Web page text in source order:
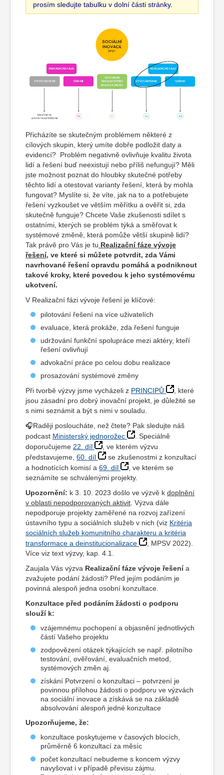
prosím sledujte tabulku v dolní části stránky.
Přicházíte se skutečným problémem některé z
cílových skupin, který umíte dobře podložit daty a
evidencí? Problém negativně ovlivňuje kvalitu života
lidí a řešení buď neexistují nebo příliš nefungují? Měli
jste možnost poznat do hloubky skutečné potřeby
těchto lidí a otestovat varianty řešení, která by mohla
fungovat? Myslíte si, že víte, jak na to a potřebujete
řešení vyzkoušet ve větším měřítku a ověřit si, zda
skutečně funguje? Chcete Vaše zkušenosti sdílet s
ostatními, kterých se problém týká a směřovat k
systémové změně, která pomůže větší skupině lidí?
Tak právě pro Vás je tu Realizační fáze vývoje
řešení, ve které si můžete potvrdit, zda Vámi
navrhované řešení opravdu pomáhá a podniknout
takové kroky, které povedou k jeho systémovému
ukotvení.
V Realizační fázi vývoje řešení je klíčové:
pilotování řešení na více uživatelích
evaluace, která prokáže, zda řešení funguje
udržování funkční spolupráce mezi aktéry, kteří
řešení ovlivňují
advokační práce po celou dobu realizace
prosazování systémové změny
Při tvorbě výzvy jsme vycházeli z PRINCIPŮ
, které
jsou zásadní pro dobrý inovační projekt, je důležité se
s nimi seznámit a být s nimi v souladu.
🎧Raději posloucháte, než čtete? Pak sledujte náš
podcast Ministerský jednorožec
. Speciálně
doporučujeme 22. díl
, ve kterém výzvu
představujeme, 60. díl
se zkušenostmi z konzultací
a hodnotících komisí a 69. díl
, ve kterém se
seznámíte se schválenými projekty.
Upozornění: k 3. 10. 2023 došlo ve výzvě k doplnění
v oblasti nepodporovaných aktivit . Výzva dále
nepodporuje projekty zaměřené na rozvoj zařízení
ústavního typu a sociálních služeb v nich (viz Kritéria
sociálních služeb komunitního charakteru a kritéria
transformace a deinstitucionalizace
, MPSV 2022).
Více viz text výzvy, kap. 4.1.
Zaujala Vás výzva Realizační fáze vývoje řešenía
zvažujete podání žádosti? Před jejím podáním je
povinná alespoň jedna osobní konzultace.
Konzultace před podáním žádosti o podporu
slouží k:
vzájemnému pochopení a objasnění jednotlivých
částí Vašeho projektu
zodpovězení otázek týkajících se např. pilotního
testování, ověřování, evaluačních metod,
systémových změn aj.
získání Potvrzení o konzultaci – potvrzení je
povinnou přílohou žádosti o podporu ve výzvách
na sociální inovace a získává se na základě
absolvování alespoň jedné konzultace
Upozorňujeme, že:
konzultace poskytujeme v časových blocích,
průměrně 6 konzultací za měsíc
počet konzultací nebudeme s koncem výzvy
navyšovat i v případě převisu zájmu.